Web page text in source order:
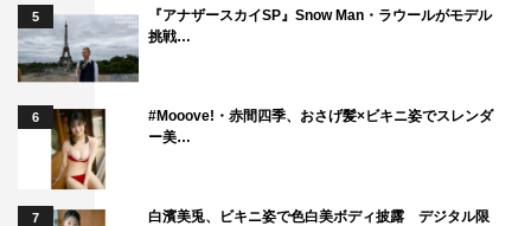
5
『アナザースカイSP』Snow Man・ラウールがモデル
挑戦…
6
#Mooove!・赤間四季、おさげ髪×ビキニ姿でスレンダ
ー美…
7
白濱美兎、ビキニ姿で色白美ボディ披露 デジタル限